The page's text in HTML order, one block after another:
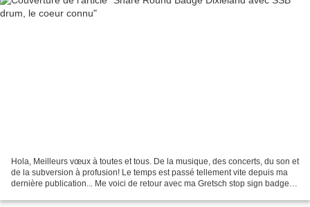
Hola, Meilleurs vœux à toutes et tous. De la musique, des concerts, du son et
de la subversion à profusion! Le temps est passé tellement vite depuis ma
dernière publication... Me voici de retour avec ma Gretsch stop sign badge